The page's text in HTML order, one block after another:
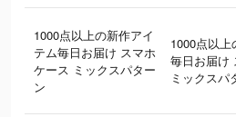
1000点以上の新作アイ
テム毎日お届け スマホ
ケース ミックスパター
ン
1000点以
毎日お届け
ミックスパ